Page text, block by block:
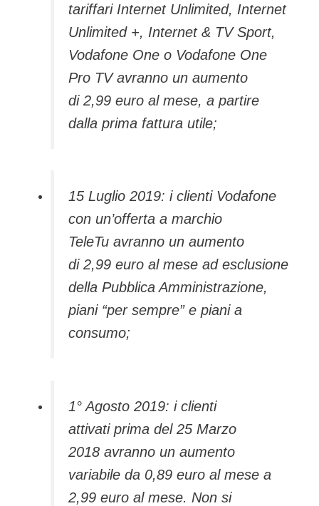
tariffari Internet Unlimited, Internet
Unlimited +, Internet & TV Sport,
Vodafone One o Vodafone One
Pro TV avranno un aumento
di 2,99 euro al mese, a partire
dalla prima fattura utile;
15 Luglio 2019: i clienti Vodafone
con un’offerta a marchio
TeleTu avranno un aumento
di 2,99 euro al mese ad esclusione
della Pubblica Amministrazione,
piani “per sempre” e piani a
consumo;
1° Agosto 2019: i clienti
attivati prima del 25 Marzo
2018 avranno un aumento
variabile da 0,89 euro al mese a
2,99 euro al mese. Non si